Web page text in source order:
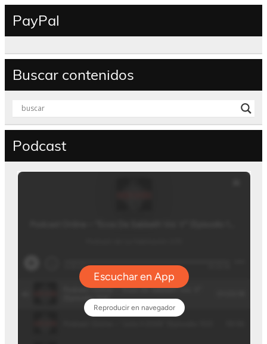
PayPal
Buscar contenidos
Podcast